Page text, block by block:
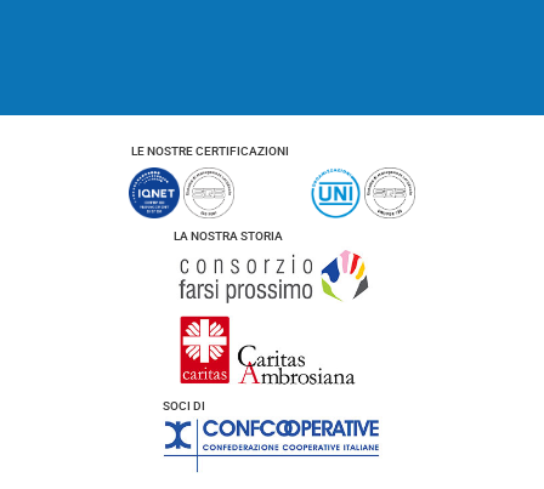
LE NOSTRE CERTIFICAZIONI
LA NOSTRA STORIA
SOCI DI